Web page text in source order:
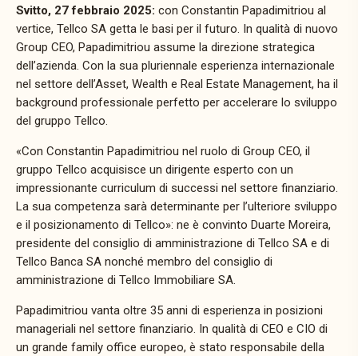
Svitto, 27 febbraio 2025: con Constantin Papadimitriou al
vertice, Tellco SA getta le basi per il futuro. In qualità di nuovo
Group CEO, Papadimitriou assume la direzione strategica
dell’azienda. Con la sua pluriennale esperienza internazionale
nel settore dell’Asset, Wealth e Real Estate Management, ha il
background professionale perfetto per accelerare lo sviluppo
del gruppo Tellco.
«Con Constantin Papadimitriou nel ruolo di Group CEO, il
gruppo Tellco acquisisce un dirigente esperto con un
impressionante curriculum di successi nel settore finanziario.
La sua competenza sarà determinante per l’ulteriore sviluppo
e il posizionamento di Tellco»: ne è convinto Duarte Moreira,
presidente del consiglio di amministrazione di Tellco SA e di
Tellco Banca SA nonché membro del consiglio di
amministrazione di Tellco Immobiliare SA.
Papadimitriou vanta oltre 35 anni di esperienza in posizioni
manageriali nel settore finanziario. In qualità di CEO e CIO di
un grande family office europeo, è stato responsabile della